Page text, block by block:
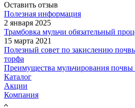
Оставить отзыв
Полезная информация
2 января 2025
Трамбовка мульчи обязательный
15 марта 2021
Полезный совет по закислению
торфа
Преимущества мульчирования почвы
Каталог
Акции
Компания